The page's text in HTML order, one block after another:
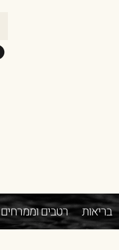
רטבים וממרחים בריאות